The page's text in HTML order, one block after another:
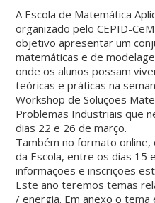
A Escola de Matemática
organizado pelo CEPID-
objetivo apresentar um
matemáticas e de
onde os alunos possam
teóricas e práticas na
Workshop de Soluções
Problemas Industriais que
dias 22 e 26 de março.
Também no formato
da Escola, entre os dias 15
informações e inscrições
Este ano teremos temas
/ energia. Em anexo o